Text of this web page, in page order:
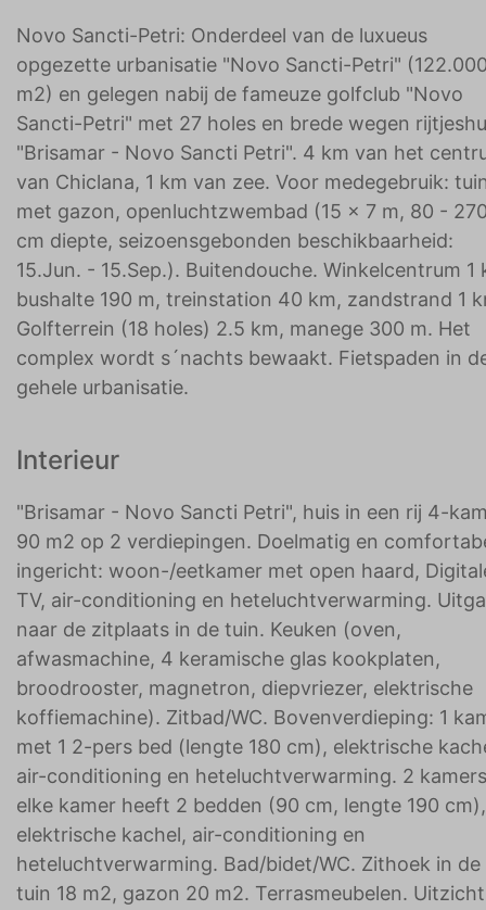
Novo Sancti-Petri: Onderdeel van de luxueus
opgezette urbanisatie "Novo Sancti-Petri"
m2) en gelegen nabij de fameuze golfclub "Novo
Sancti-Petri" met 27 holes en brede wegen
"Brisamar - Novo Sancti Petri". 4 km van het
van Chiclana, 1 km van zee. Voor medegebruik:
met gazon, openluchtzwembad (15 x 7 m, 80 -
cm diepte, seizoensgebonden beschikbaarheid:
15.Jun. - 15.Sep.). Buitendouche. Winkelcentrum 1
bushalte 190 m, treinstation 40 km, zandstrand 1
Golfterrein (18 holes) 2.5 km, manege 300 m. Het
complex wordt s´nachts bewaakt. Fietspaden in
gehele urbanisatie.
Interieur
"Brisamar - Novo Sancti Petri", huis in een rij 4-
90 m2 op 2 verdiepingen. Doelmatig en
ingericht: woon-/eetkamer met open haard,
TV, air-conditioning en heteluchtverwarming.
naar de zitplaats in de tuin. Keuken (oven,
afwasmachine, 4 keramische glas kookplaten,
broodrooster, magnetron, diepvriezer, elektrische
koffiemachine). Zitbad/WC. Bovenverdieping: 1
met 1 2-pers bed (lengte 180 cm), elektrische
air-conditioning en heteluchtverwarming. 2
elke kamer heeft 2 bedden (90 cm, lengte 190 cm),
elektrische kachel, air-conditioning en
heteluchtverwarming. Bad/bidet/WC. Zithoek in de
tuin 18 m2, gazon 20 m2. Terrasmeubelen.